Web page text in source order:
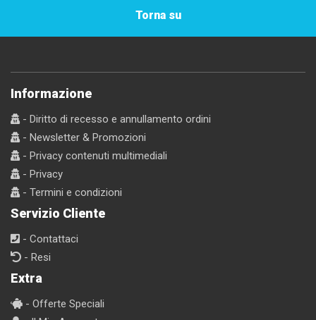
Torna su
Informazione
- Diritto di recesso e annullamento ordini
- Newsletter & Promozioni
- Privacy contenuti multimediali
- Privacy
- Termini e condizioni
Servizio Cliente
- Contattaci
- Resi
Extra
- Offerte Speciali